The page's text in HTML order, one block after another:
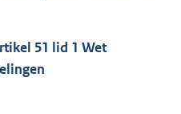
51 lid 1 Wet